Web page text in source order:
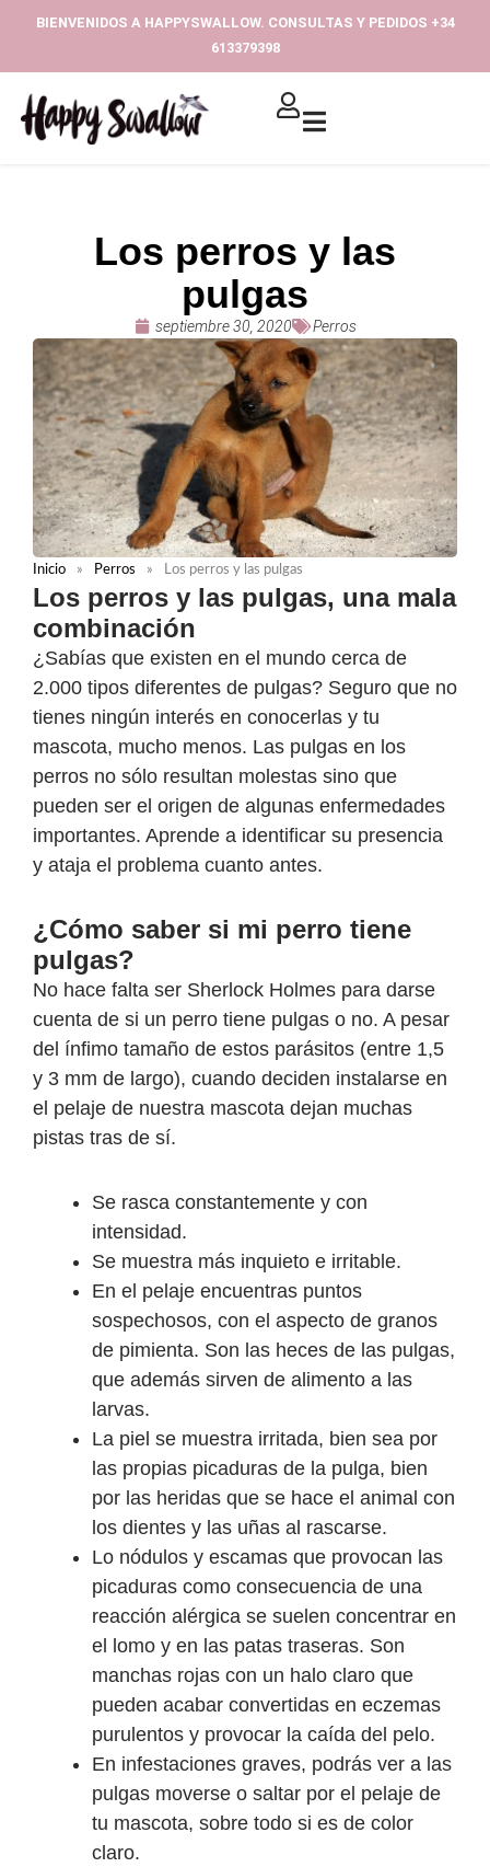
BIENVENIDOS A HAPPYSWALLOW. CONSULTAS Y PEDIDOS +34
613379398‬
Los perros y las
pulgas
septiembre 30, 2020 Perros
Inicio » Perros » Los perros y las pulgas
Los perros y las pulgas, una mala
combinación
¿Sabías que existen en el mundo cerca de
2.000 tipos diferentes de pulgas? Seguro que no
tienes ningún interés en conocerlas y tu
mascota, mucho menos. Las pulgas en los
perros no sólo resultan molestas sino que
pueden ser el origen de algunas enfermedades
importantes. Aprende a identificar su presencia
y ataja el problema cuanto antes.
¿Cómo saber si mi perro tiene
pulgas?
No hace falta ser Sherlock Holmes para darse
cuenta de si un perro tiene pulgas o no. A pesar
del ínfimo tamaño de estos parásitos (entre 1,5
y 3 mm de largo), cuando deciden instalarse en
el pelaje de nuestra mascota dejan muchas
pistas tras de sí.
Se rasca constantemente y con
intensidad.
Se muestra más inquieto e irritable.
En el pelaje encuentras puntos
sospechosos, con el aspecto de granos
de pimienta. Son las heces de las pulgas,
que además sirven de alimento a las
larvas.
La piel se muestra irritada, bien sea por
las propias picaduras de la pulga, bien
por las heridas que se hace el animal con
los dientes y las uñas al rascarse.
Lo nódulos y escamas que provocan las
picaduras como consecuencia de una
reacción alérgica se suelen concentrar en
el lomo y en las patas traseras. Son
manchas rojas con un halo claro que
pueden acabar convertidas en eczemas
purulentos y provocar la caída del pelo.
En infestaciones graves, podrás ver a las
pulgas moverse o saltar por el pelaje de
tu mascota, sobre todo si es de color
claro.